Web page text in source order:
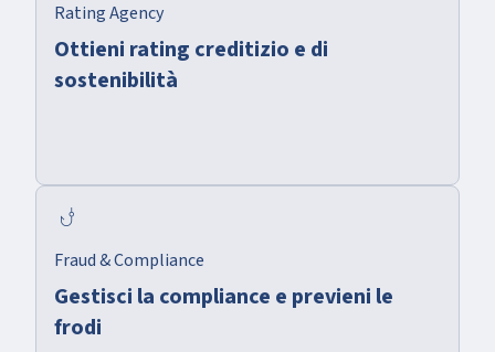
Rating Agency
Ottieni rating creditizio e di
sostenibilità
phishing
Fraud & Compliance
Gestisci la compliance e previeni le
frodi